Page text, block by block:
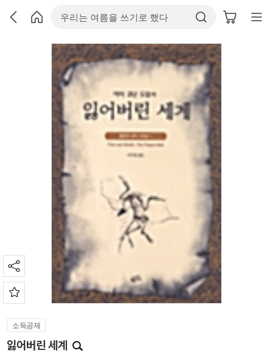
소득공제
잃어버린 세계